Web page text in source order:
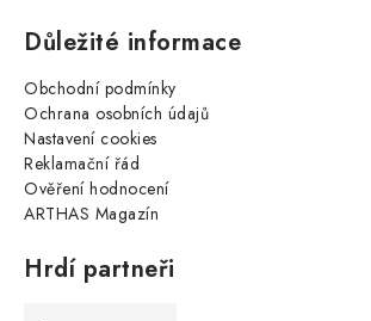
Důležité informace
Obchodní podmínky
Ochrana osobních údajů
Nastavení cookies
Reklamační řád
Ověření hodnocení
ARTHAS Magazín
Hrdí partneři